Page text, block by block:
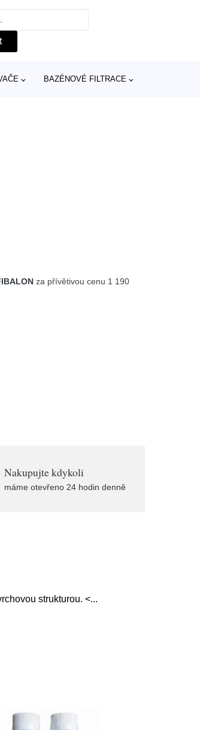
BAZÉNOVÉ FILTRACE
za přívětivou cenu 1 190
Nakupujte kdykoli
máme otevřeno 24 hodin denně
strukturou. <...